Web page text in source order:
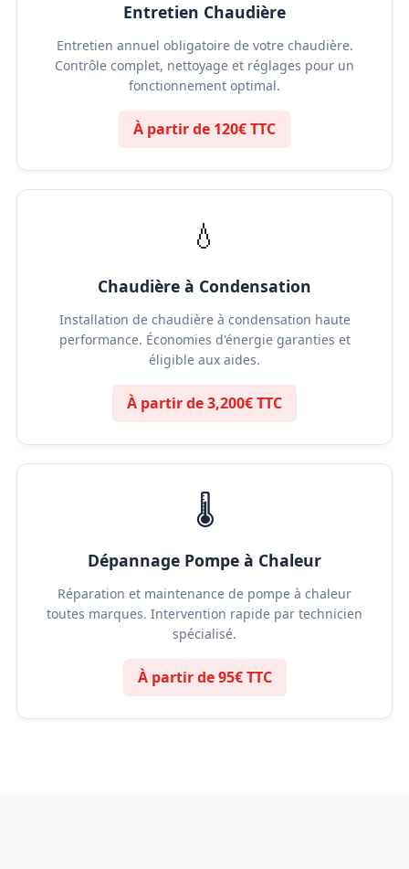
Entretien Chaudière
Entretien annuel obligatoire de votre chaudière.
Contrôle complet, nettoyage et réglages pour un
fonctionnement optimal.
À partir de 120€ TTC
💧
Chaudière à Condensation
Installation de chaudière à condensation haute
performance. Économies d'énergie garanties et
éligible aux aides.
À partir de 3,200€ TTC
🌡️
Dépannage Pompe à Chaleur
Réparation et maintenance de pompe à chaleur
toutes marques. Intervention rapide par technicien
spécialisé.
À partir de 95€ TTC